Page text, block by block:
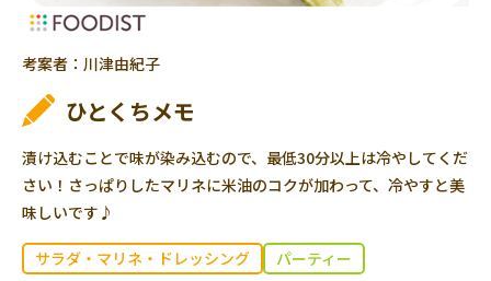
考案者：川津由紀子
ひとくちメモ
漬け込むことで味が染み込むので、最低30分以上は冷やしてくだ
さい！さっぱりしたマリネに米油のコクが加わって、冷やすと美
味しいです♪
サラダ・マリネ・ドレッシング パーティー